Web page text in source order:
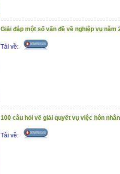
Giải đáp một số vấn đề về nghiệp vụ năm
Tải về:
100 câu hỏi về giải quyết vụ việc hôn
Tải về: